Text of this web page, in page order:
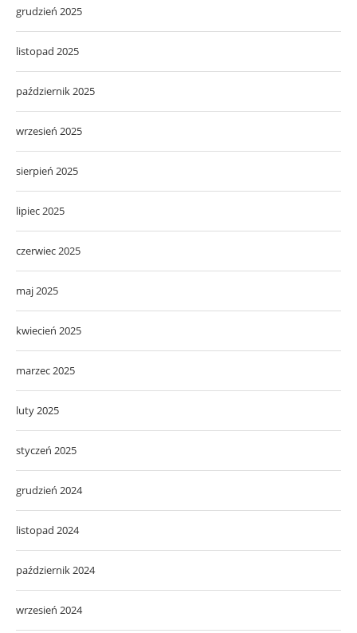
grudzień 2025
listopad 2025
październik 2025
wrzesień 2025
sierpień 2025
lipiec 2025
czerwiec 2025
maj 2025
kwiecień 2025
marzec 2025
luty 2025
styczeń 2025
grudzień 2024
listopad 2024
październik 2024
wrzesień 2024